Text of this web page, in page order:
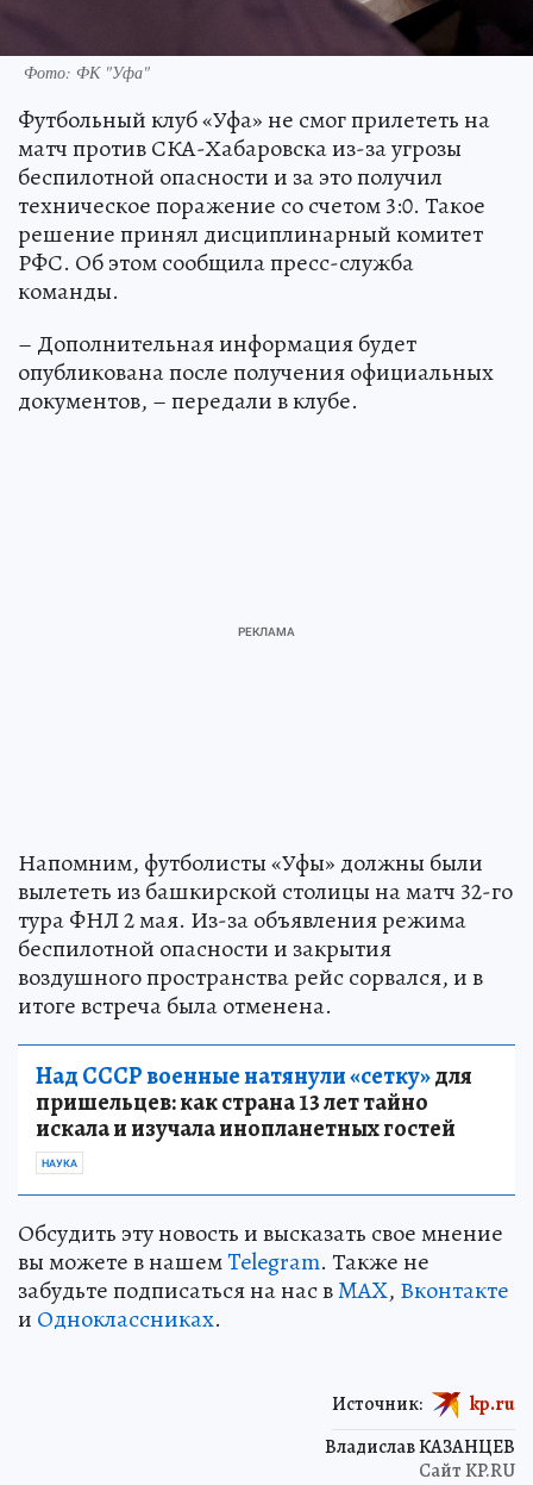
Фото: ФК "Уфа"
Футбольный клуб «Уфа» не смог прилететь на
матч против СКА-Хабаровска из-за угрозы
беспилотной опасности и за это получил
техническое поражение со счетом 3:0. Такое
решение принял дисциплинарный комитет
РФС. Об этом сообщила пресс-служба
команды.
– Дополнительная информация будет
опубликована после получения официальных
документов, – передали в клубе.
Напомним, футболисты «Уфы» должны были
вылететь из башкирской столицы на матч 32-го
тура ФНЛ 2 мая. Из-за объявления режима
беспилотной опасности и закрытия
воздушного пространства рейс сорвался, и в
итоге встреча была отменена.
Над СССР военные натянули «сетку»для
пришельцев: как страна 13 лет тайно
искала и изучала инопланетных гостей
НАУКА
Обсудить эту новость и высказать свое мнение
вы можете в нашемTelegram. Также не
забудьте подписаться на нас вMAX, Вконтакте
и Одноклассниках.
Владислав КАЗАНЦЕВ
Сайт KP.RU
Источник: kp.ru